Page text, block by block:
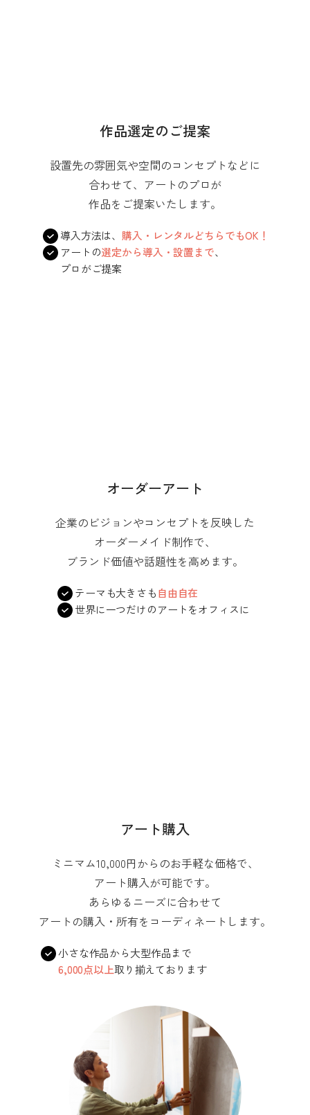
作品選定のご提案
設置先の雰囲気や空間のコンセプトなどに
合わせて、アートのプロが
作品をご提案いたします。
導入方法は、購入・レンタルどちらでもOK！
アートの選定から導入・設置まで、
プロがご提案
オーダーアート
企業のビジョンやコンセプトを反映した
オーダーメイド制作で、
ブランド価値や話題性を高めます。
テーマも大きさも自由自在
世界に一つだけのアートをオフィスに
アート購入
ミニマム10,000円からのお手軽な価格で、
アート購入が可能です。
あらゆるニーズに合わせて
アートの購入・所有をコーディネートします。
小さな作品から大型作品まで
6,000点以上取り揃えております